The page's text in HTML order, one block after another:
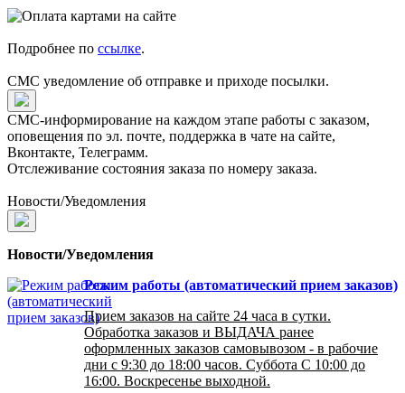
Подробнее по ссылке.
СМС уведомление об отправке и приходе посылки.
СМС-информирование на каждом этапе работы с заказом,
оповещения по эл. почте, поддержка в чате на сайте,
Вконтакте, Телеграмм.
Отслеживание состояния заказа по номеру заказа.
Новости/Уведомления
Новости/Уведомления
Режим работы (автоматический прием заказов)
Прием заказов на сайте 24 часа в сутки.
Обработка заказов и ВЫДАЧА ранее
оформленных заказов самовывозом - в рабочие
дни с 9:30 до 18:00 часов. Суббота С 10:00 до
16:00. Воскресенье выходной.